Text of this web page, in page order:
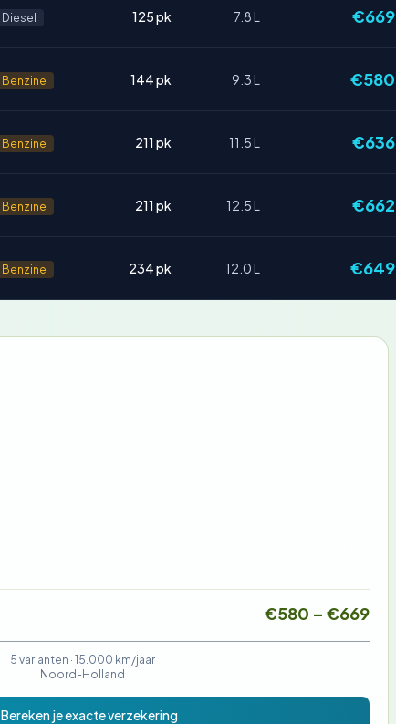
Diesel 125 pk 7.8 L €669
Benzine 144 pk 9.3 L €580
Benzine 211 pk 11.5 L €636
Benzine 211 pk 12.5 L €662
Benzine 234 pk 12.0 L €649
€580 – €669
5 varianten · 15.000 km/jaar
Noord-Holland
Bereken je exacte verzekering